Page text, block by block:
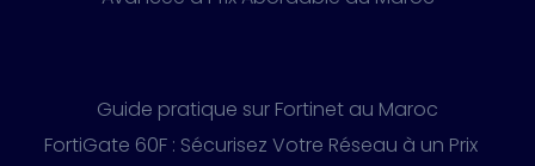
Guide pratique sur Fortinet au Maroc
FortiGate 60F : Sécurisez Votre Réseau à un Prix